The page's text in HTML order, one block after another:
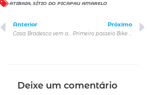
ATIBAIA, SÍTIO DO PICAPAU AMARELO
Anterior Próximo
Deixe um comentário